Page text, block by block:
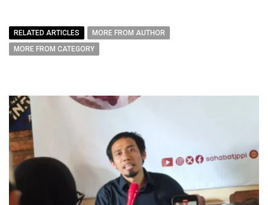
RELATED ARTICLES
MORE FROM AUTHOR
MORE FROM CATEGORY